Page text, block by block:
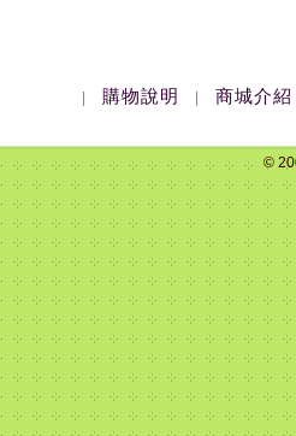
購物說明 商城介紹
©